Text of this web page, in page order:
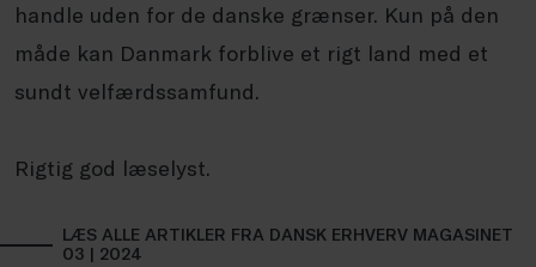
handle uden for de danske grænser. Kun på den
måde kan Danmark forblive et rigt land med et
sundt velfærdssamfund.
Rigtig god læselyst.
LÆS ALLE ARTIKLER FRA DANSK ERHVERV MAGASINET
03 | 2024